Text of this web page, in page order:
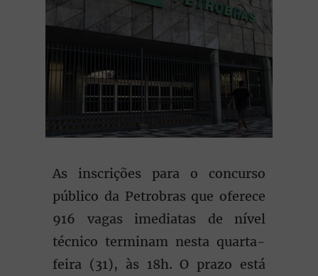
As inscrições para o concurso
público da Petrobras que oferece
916 vagas imediatas de nível
técnico terminam nesta quarta-
feira (31), às 18h. O prazo está